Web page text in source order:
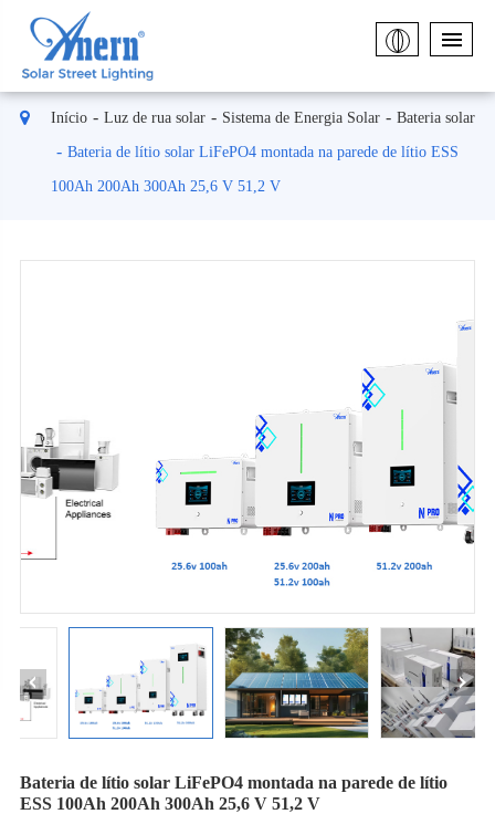
Início Luz de rua solar Sistema de Energia Solar Bateria solar
Bateria de lítio solar LiFePO4 montada na parede de lítio ESS
100Ah 200Ah 300Ah 25,6 V 51,2 V
Bateria de lítio solar LiFePO4 montada na parede de lítio
ESS 100Ah 200Ah 300Ah 25,6 V 51,2 V